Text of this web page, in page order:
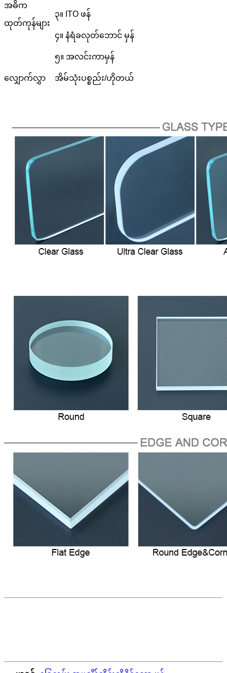
အဓိက
ထုတ်ကုန်များ
၃။ ITO ဖန်
၄။ နံရံခလုတ်ဘောင် မှန်
၅။ အလင်းကာမှန်
လျှောက်လွှာ အိမ်သုံးပစ္စည်း/ဟိုတယ်